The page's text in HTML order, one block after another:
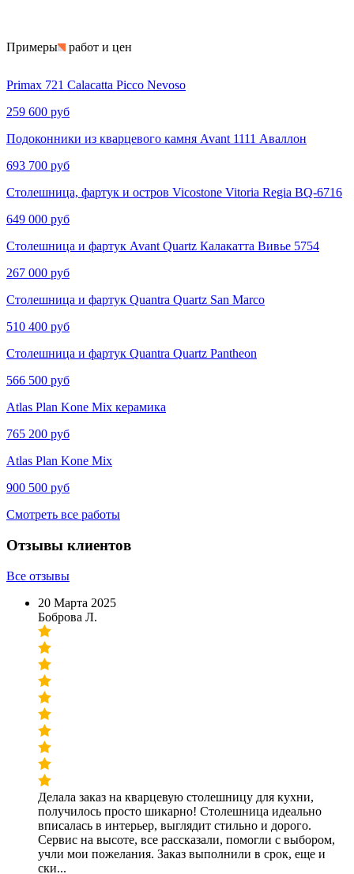
Примеры работ и цен
Primax 721 Calacatta Picco Nevoso
259 600 руб
Подоконники из кварцевого камня Avant 1111 Аваллон
693 700 руб
Столешница, фартук и остров Vicostone Vitoria Regia BQ-6716
649 000 руб
Столешница и фартук Avant Quartz Калакатта Вивье​​​​ 5754
267 000 руб
Столешница и фартук Quantra Quartz San Marco
510 400 руб
Столешница и фартук Quantra Quartz Pantheon
566 500 руб
Atlas Plan Kone Mix керамика
765 200 руб
Atlas Plan Kone Mix
900 500 руб
Смотреть все работы
Отзывы клиентов
Все отзывы
20 Марта 2025
Боброва Л.
Делала заказ на кварцевую столешницу для кухни,
получилось просто шикарно! Столешница идеально
вписалась в интерьер, выглядит стильно и дорого.
Сервис на высоте, все рассказали, помогли с выбором,
учли мои пожелания. Заказ выполнили в срок, еще и
ски...